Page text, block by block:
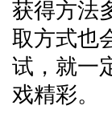
获得方法
取方式也
试，就一
戏精彩。